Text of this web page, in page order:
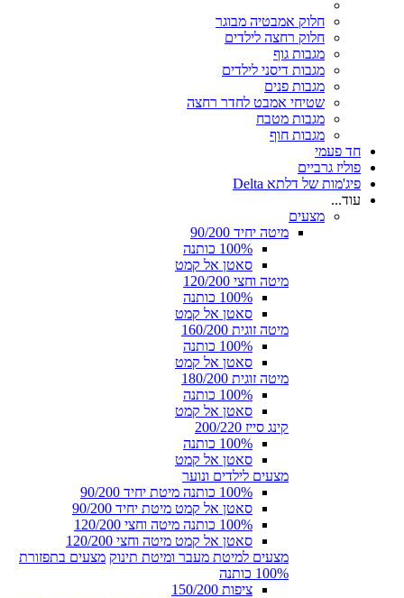
חלוק אמבטיה מבוגר
חלוק רחצה לילדים
מגבות גוף
מגבות דיסני לילדים
מגבות פנים
שטיחי אמבט לחדר רחצה
מגבות מטבח
מגבות חוף
חד פעמי
פוליז גרביים
פיג'מות של דלתא Delta
עוד...
מצעים
מיטה יחיד 90/200
100% כותנה
סאטן אל קמט
מיטה וחצי 120/200
100% כותנה
סאטן אל קמט
מיטה זוגית 160/200
100% כותנה
סאטן אל קמט
מיטה זוגית 180/200
100% כותנה
סאטן אל קמט
קינג סייז 200/220
100% כותנה
סאטן אל קמט
מצעים לילדים ונוער
100% כותנה מיטת יחיד 90/200
סאטן אל קמט מיטת יחיד 90/200
100% כותנה מיטה וחצי 120/200
סאטן אל קמט מיטה וחצי 120/200
מצעים למיטת מעבר ומיטת תינוק מצעים בתפזורת
100% כותנה
ציפות 150/200